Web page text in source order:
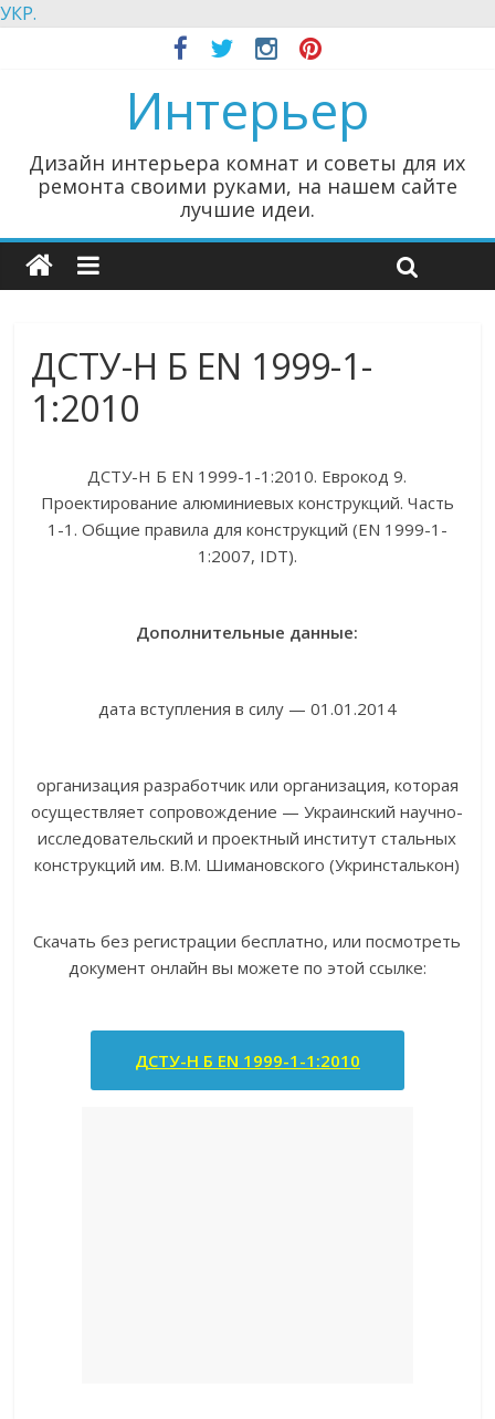
УКР.
Интерьер
Дизайн интерьера комнат и советы для их
ремонта своими руками, на нашем сайте
лучшие идеи.
ДСТУ-Н Б EN 1999-1-
1:2010
ДСТУ-Н Б EN 1999-1-1:2010. Еврокод 9.
Проектирование алюминиевых конструкций. Часть
1-1. Общие правила для конструкций (EN 1999-1-
1:2007, IDT).
Дополнительные данные:
дата вступления в силу — 01.01.2014
организация разработчик или организация, которая
осуществляет сопровождение — Украинский научно-
исследовательский и проектный институт стальных
конструкций им. В.М. Шимановского (Укринсталькон)
Скачать без регистрации бесплатно, или посмотреть
документ онлайн вы можете по этой ссылке:
ДСТУ-Н Б EN 1999-1-1:2010